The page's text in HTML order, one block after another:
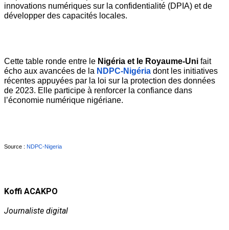
innovations numériques sur la confidentialité (DPIA) et de
développer des capacités locales.
Cette table ronde entre le Nigéria et le Royaume-Uni fait
écho aux avancées de la NDPC-Nigéria dont les initiatives
récentes appuyées par la loi sur la protection des données
de 2023. Elle participe à renforcer la confiance dans
l’économie numérique nigériane.
Source : NDPC-Nigeria
Koffi ACAKPO
Journaliste digital